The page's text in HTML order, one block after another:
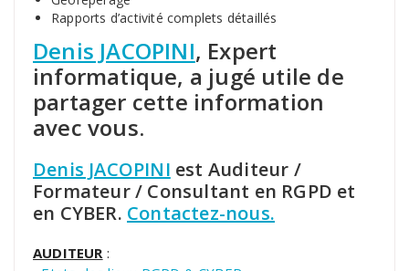
Rapports d’activité complets détaillés
Denis JACOPINI, Expert
informatique, a jugé utile de
partager cette information
avec vous.
Denis JACOPINI est Auditeur /
Formateur / Consultant en RGPD et
en CYBER. Contactez-nous.
AUDITEUR :